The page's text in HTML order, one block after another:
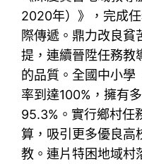
2020年）》，完成
際傳遞。鼎力改良貧
提，連續晉陞任務教
的品質。全國中小
率到達100%，擁有
95.3%。實行鄉村任
算，吸引更多優良高
教。連片特困地域村